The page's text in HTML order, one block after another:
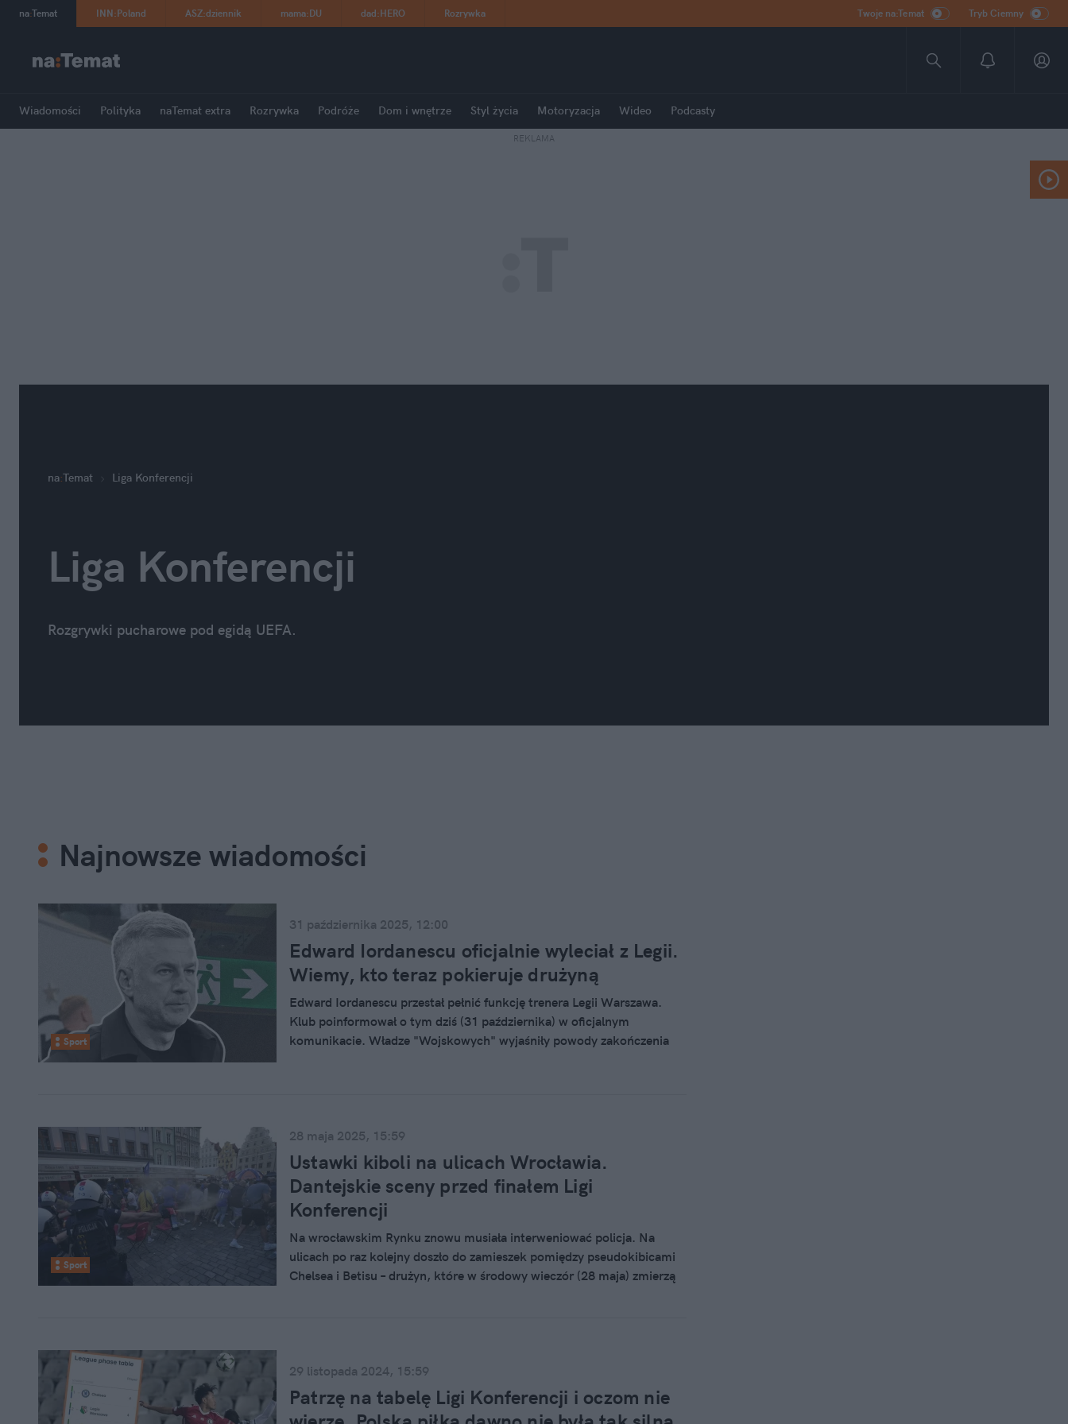
na:Temat INN:Poland ASZ:dziennik mama:DU dad:HERO Rozrywka Twoje na:Temat Tryb Ciemny
Wiadomości Polityka naTemat extra Rozrywka Podróże Dom i wnętrze Styl życia Motoryzacja Wideo Podcasty
REKLAMA
na:Temat Liga Konferencji
Liga Konferencji
Rozgrywki pucharowe pod egidą UEFA.
Najnowsze wiadomości
Sport
31 października 2025, 12:00
Edward Iordanescu oficjalnie wyleciał z Legii.
Wiemy, kto teraz pokieruje drużyną
Edward Iordanescu przestał pełnić funkcję trenera Legii Warszawa.
Klub poinformował o tym dziś (31 października) w oficjalnym
komunikacie. Władze "Wojskowych" wyjaśniły powody zakończenia
Sport
28 maja 2025, 15:59
Ustawki kiboli na ulicach Wrocławia.
Dantejskie sceny przed finałem Ligi
Konferencji
Na wrocławskim Rynku znowu musiała interweniować policja. Na
ulicach po raz kolejny doszło do zamieszek pomiędzy pseudokibicami
Chelsea i Betisu – drużyn, które w środowy wieczór (28 maja) zmierzą
29 listopada 2024, 15:59
Patrzę na tabelę Ligi Konferencji i oczom nie